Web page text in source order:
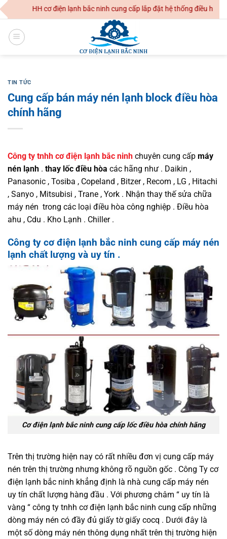
Skip
to
content
điện lạnh bắc ninh cung cấp lắp đặt hệ thống điều hoà không khí dân
TIN TỨC
Cung cấp bán máy nén lạnh block điều hòa
chính hãng
Công ty tnhh cơ điện lạnh bắc ninh chuyên cung cấp máy
nén lạnh . thay lốc điều hòa các hãng như . Daikin ,
Panasonic , Tosiba , Copeland , Bitzer , Recom , LG , Hitachi
, Sanyo , Mitsubisi , Trane , York . Nhận thay thế sửa chữa
máy nén trong các loại điều hòa công nghiệp . Điều hòa
ahu , Cdu . Kho Lạnh . Chiller .
Công ty cơ điện lạnh bắc ninh cung cấp máy nén
lạnh chất lượng và uy tín .
Cơ điện lạnh bắc ninh cung cấp lốc điều hòa chính hãng
Trên thị trường hiện nay có rất nhiều đơn vị cung cấp máy
nén trên thị trường nhưng không rõ nguồn gốc . Công Ty cơ
điện lạnh bắc ninh khẳng định là nhà cung cấp máy nén
uy tín chất lượng hàng đầu . Với phương châm “ uy tín là
vàng “ công ty tnhh cơ điện lạnh bắc ninh cung cấp những
dòng máy nén có đầy đủ giấy tờ giấy cocq . Dưới đây là
một số dòng máy nén thông dụng nhất trên thị trường hiện